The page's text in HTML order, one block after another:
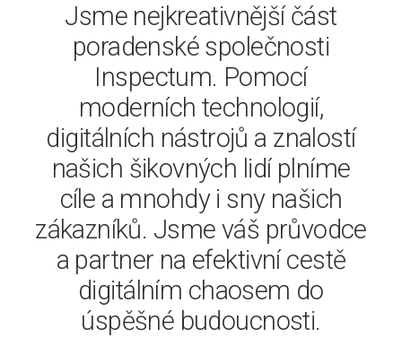
Jsme nejkreativnější část
poradenské společnosti
Inspectum. Pomocí
moderních technologií,
digitálních nástrojů a znalostí
našich šikovných lidí plníme
cíle a mnohdy i sny našich
zákazníků. Jsme váš průvodce
a partner na efektivní cestě
digitálním chaosem do
úspěšné budoucnosti.